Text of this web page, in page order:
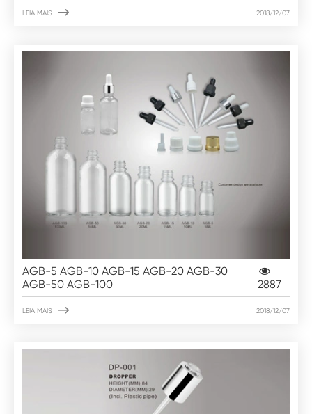
LEIA MAIS  2018/12/07
AGB-5 AGB-10 AGB-15 AGB-20 AGB-30
AGB-50 AGB-100
2887
LEIA MAIS  2018/12/07